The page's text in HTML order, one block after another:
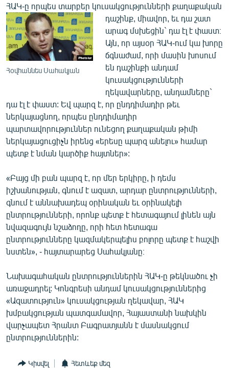
ՀԱԿ-ը որպես տարբեր կուսակցությունների քաղաքական
Հօվհաննես Սահակյան
դաշինք, միավոր, եւ դա շատ
արագ մսխեցին` դա էլ է փաստ։
Այն, որ այսօր ՀԱԿ-ում կա խորը
ճգնաժամ, որի մասին խոսում
են դաշինքի անդամ
կուսակցությունների
ղեկավարները, անդամները`
դա էլ է փաստ: Եվ պարզ է, որ ընդդիմադիր թեւ
ներկայացնող, որպես ընդդիմադիր
պարտավորություններ ունեցող քաղաքական թիմի
ներկայացուցիչն իրենց «երեսը պարզ անելու» համար
պետք է նման կարծիք հայտներ»:
«Բայց մի բան պարզ է, որ մեր երկիրը, ի դեմս
իշխանության, գնում է ազատ, արդար ընտրությունների,
գնում է աննախադեպ օրինական եւ օրինակելի
ընտրությունների, որոնք պետք է հետագայում լինեն այն
նվազագույն նշաձողը, որի հետ հետագա
ընտրությունները կազմակերպելիս բոլորը պետք է հաշվի
նստեն», - հայտարարեց Սահակյանը։
Նախագահական ընտրություններին ՀԱԿ-ը թեկնածու չի
առաջադրել: Կոնգրեսի անդամ կուսակցություններից
«Ազատություն» կուսակցության ղեկավար, ՀԱԿ
խմբակցության պատգամավոր, Հայաստանի նախկին
վարչապետ Հրանտ Բագրատյանն է մասնակցում
ընտրություններին:
Կիսվել Հետևեք մեզ